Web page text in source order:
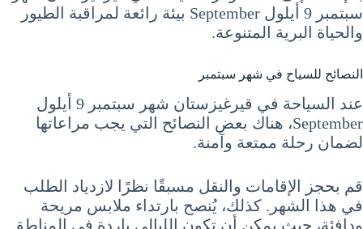
سبتمبر 9 أيلول September بيئة رائعة لمراقبة الطيور
والحياة البرية المتنوعة.
النصائح للسياح في شهر سبتمبر
عند السياحة في قيرغيزستان شهر سبتمبر 9 أيلول
September، هناك بعض النصائح التي يجب مراعاتها
لضمان رحلة ممتعة وآمنة.
قم بحجز الإقامات والنقل مسبقًا نظرًا لازدياد الطلب
في هذا الشهر. كذلك، يُنصح بارتداء ملابس مريحة
ودافئة، حيث يمكن أن تكون الليالي باردة في المناطق